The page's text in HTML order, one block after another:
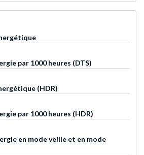
par 1000 heures (DTS)
(HDR)
par 1000 heures (HDR)
en mode veille et en mode